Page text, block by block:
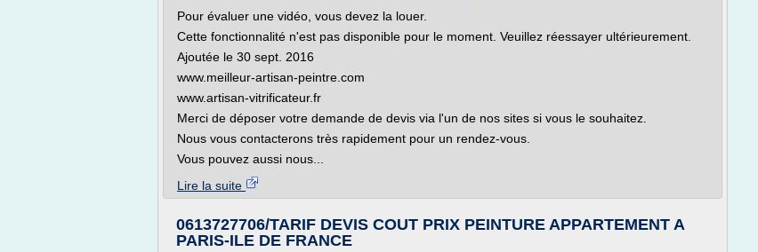
Pour évaluer une vidéo, vous devez la louer.
Cette fonctionnalité n'est pas disponible pour le moment. Veuillez réessayer ultérieurement.
Ajoutée le 30 sept. 2016
www.meilleur-artisan-peintre.com
www.artisan-vitrificateur.fr
Merci de déposer votre demande de devis via l'un de nos sites si vous le souhaitez.
Nous vous contacterons très rapidement pour un rendez-vous.
Vous pouvez aussi nous...
Lire la suite
0613727706/TARIF DEVIS COUT PRIX PEINTURE APPARTEMENT A
PARIS-ILE DE FRANCE